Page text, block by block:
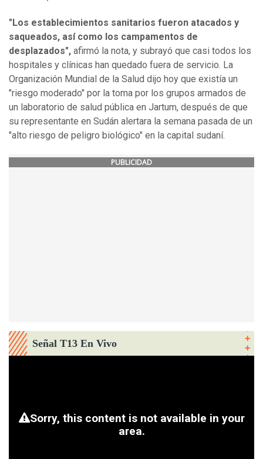
"Los establecimientos sanitarios fueron atacados y
saqueados, así como los campamentos de
desplazados", afirmó la nota, y subrayó que casi todos los
hospitales y clínicas han quedado fuera de servicio. La
Organización Mundial de la Salud dijo hoy que existía un
"riesgo moderado" por la toma por los grupos armados de
un laboratorio de salud pública en Jartum, después de que
su representante en Sudán alertara la semana pasada de un
"alto riesgo de peligro biológico" en la capital sudaní.
PUBLICIDAD
Señal T13 En Vivo